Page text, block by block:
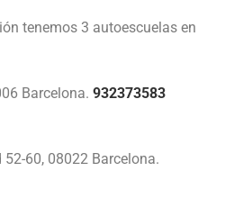
tenemos 3 autoescuelas en
Barcelona. 932373583
60, 08022 Barcelona.